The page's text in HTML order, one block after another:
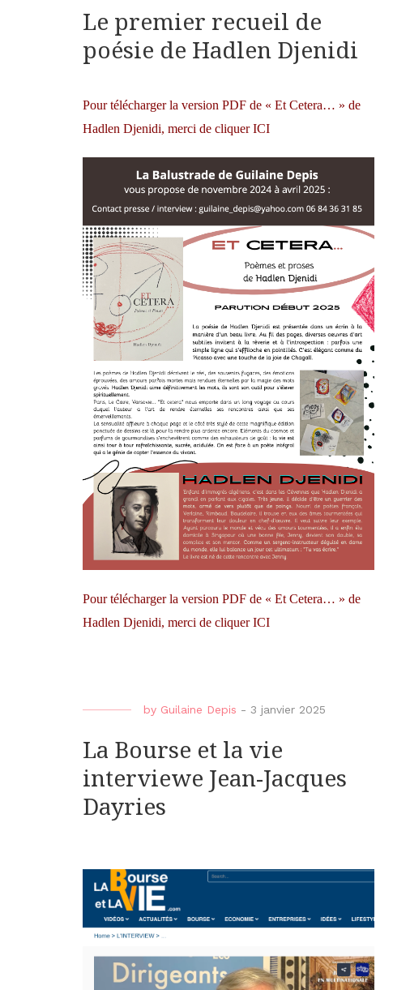
Le premier recueil de
poésie de Hadlen Djenidi
Pour télécharger la version PDF de « Et Cetera… » de
Hadlen Djenidi, merci de cliquerICI
Pour télécharger la version PDF de « Et Cetera… » de
Hadlen Djenidi, merci de cliquerICI
by Guilaine Depis - 3 janvier 2025
La Bourse et la vie
interviewe Jean-Jacques
Dayries